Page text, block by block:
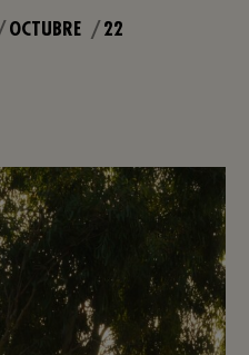
OCTUBRE 22